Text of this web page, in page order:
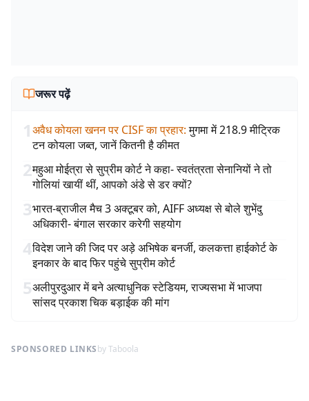
जरूर पढ़ें
1अवैध कोयला खनन पर CISF का प्रहार: मुगमा में 218.9 मीट्रिक
टन कोयला जब्त, जानें कितनी है कीमत
2महुआ मोईत्रा से सुप्रीम कोर्ट ने कहा- स्वतंत्रता सेनानियों ने तो
गोलियां खायीं थीं, आपको अंडे से डर क्यों?
3भारत-ब्राजील मैच 3 अक्टूबर को, AIFF अध्यक्ष से बोले शुभेंदु
अधिकारी- बंगाल सरकार करेगी सहयोग
4विदेश जाने की जिद पर अड़े अभिषेक बनर्जी, कलकत्ता हाईकोर्ट के
इनकार के बाद फिर पहुंचे सुप्रीम कोर्ट
5अलीपुरदुआर में बने अत्याधुनिक स्टेडियम, राज्यसभा में भाजपा
सांसद प्रकाश चिक बड़ाईक की मांग
SPONSORED LINKSby Taboola